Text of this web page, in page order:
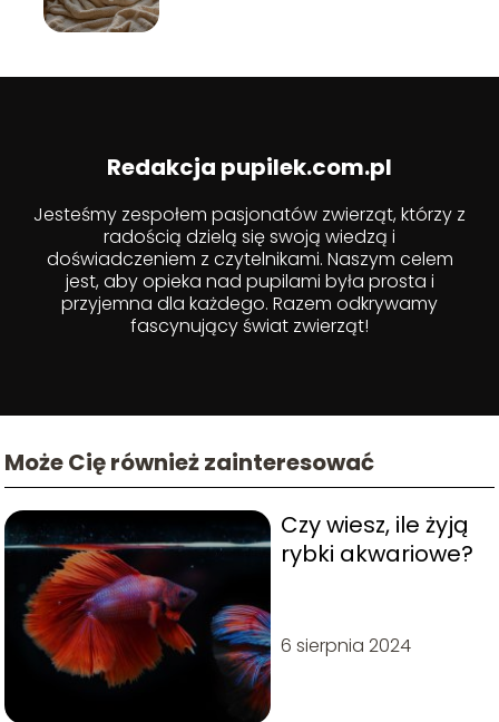
Redakcja pupilek.com.pl
Jesteśmy zespołem pasjonatów zwierząt, którzy z
radością dzielą się swoją wiedzą i
doświadczeniem z czytelnikami. Naszym celem
jest, aby opieka nad pupilami była prosta i
przyjemna dla każdego. Razem odkrywamy
fascynujący świat zwierząt!
Może Cię również zainteresować
Czy wiesz, ile żyją
rybki akwariowe?
6 sierpnia 2024